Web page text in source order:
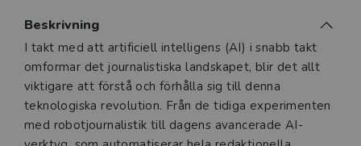
Beskrivning
Beskrivning
I takt med att artificiell intelligens (AI) i snabb takt
omformar det journalistiska landskapet, blir det allt
viktigare att förstå och förhålla sig till denna
teknologiska revolution. Från de tidiga experimenten
med robotjournalistik till dagens avancerade AI-